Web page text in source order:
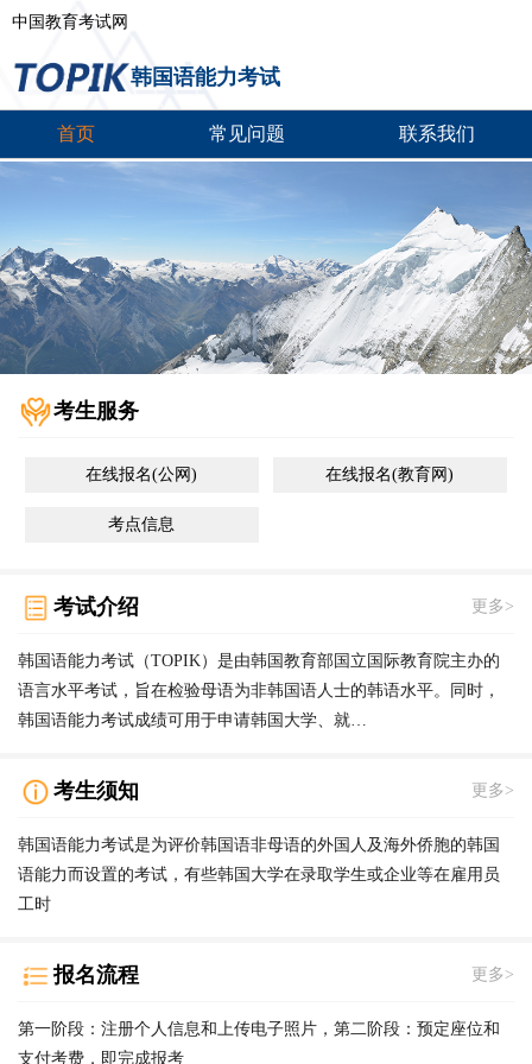
中国教育考试网
韩国语能力考试
首页 常见问题 联系我们
考生服务
在线报名(公网) 在线报名(教育网)
考点信息
考试介绍 更多>
韩国语能力考试（TOPIK）是由韩国教育部国立国际教育院主办的
语言水平考试，旨在检验母语为非韩国语人士的韩语水平。同时，
韩国语能力考试成绩可用于申请韩国大学、就…
考生须知 更多>
韩国语能力考试是为评价韩国语非母语的外国人及海外侨胞的韩国
语能力而设置的考试，有些韩国大学在录取学生或企业等在雇用员
工时
报名流程 更多>
第一阶段：注册个人信息和上传电子照片，第二阶段：预定座位和
支付考费，即完成报考